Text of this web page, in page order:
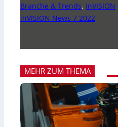
Branche & Trends, inVISION
inVISION News 7 2022
MEHR ZUM THEMA